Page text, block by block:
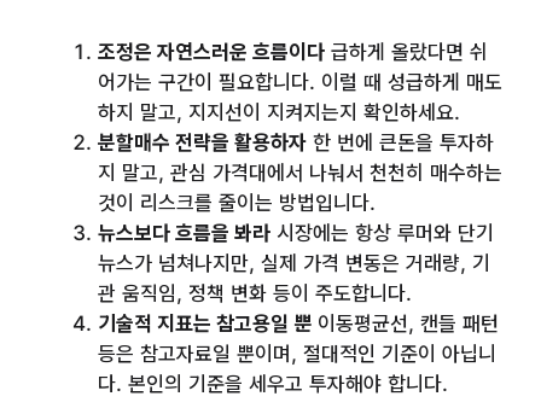
조정은 자연스러운 흐름이다 급하게 올랐다면 쉬
어가는 구간이 필요합니다. 이럴 때 성급하게 매도
하지 말고, 지지선이 지켜지는지 확인하세요.
분할매수 전략을 활용하자 한 번에 큰돈을 투자하
지 말고, 관심 가격대에서 나눠서 천천히 매수하는
것이 리스크를 줄이는 방법입니다.
뉴스보다 흐름을 봐라 시장에는 항상 루머와 단기
뉴스가 넘쳐나지만, 실제 가격 변동은 거래량, 기
관 움직임, 정책 변화 등이 주도합니다.
기술적 지표는 참고용일 뿐 이동평균선, 캔들 패턴
등은 참고자료일 뿐이며, 절대적인 기준이 아닙니
다. 본인의 기준을 세우고 투자해야 합니다.